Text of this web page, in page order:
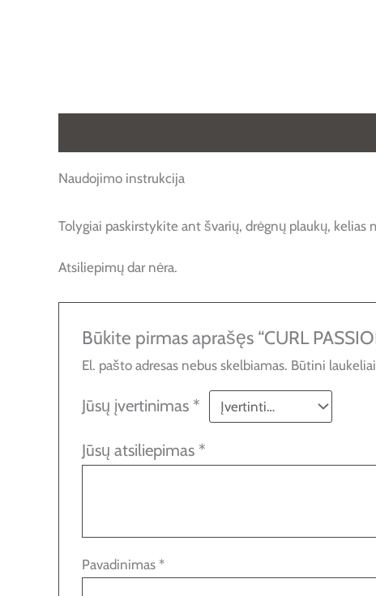
Naudojimo instrukcija
Tolygiai paskirstykite ant švarių, drėgnų plaukų,
Atsiliepimų dar nėra.
Būkite pirmas aprašęs “CURL
El. pašto adresas nebus skelbiamas. Būtini
Jūsų įvertinimas *
Jūsų atsiliepimas *
Pavadinimas *